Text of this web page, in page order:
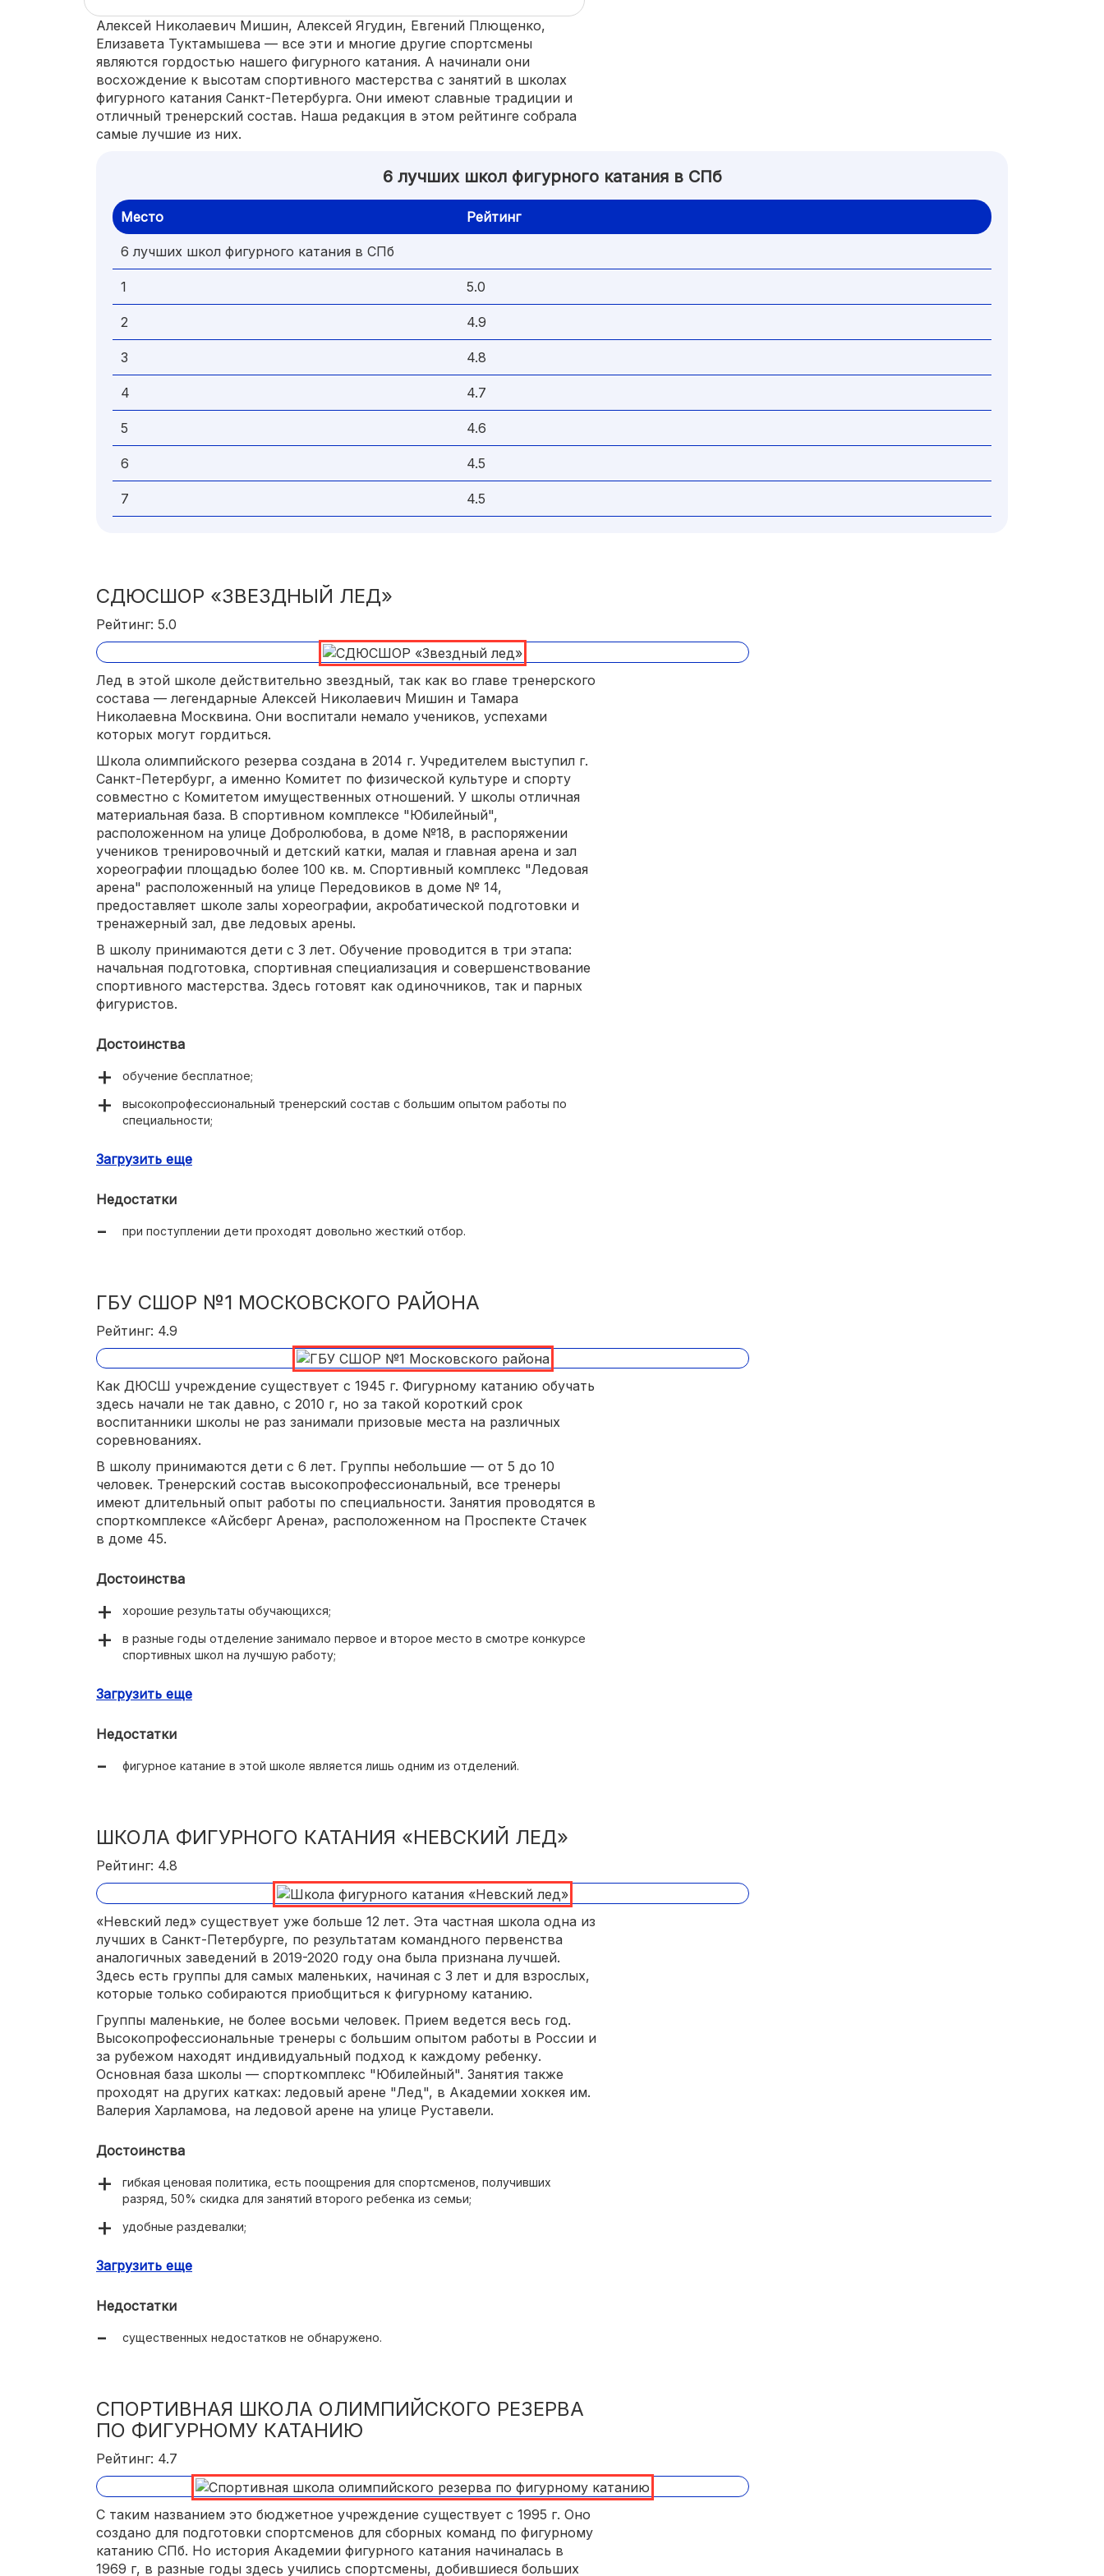
Алексей Николаевич Мишин, Алексей Ягудин, Евгений Плющенко,
Елизавета Туктамышева — все эти и многие другие спортсмены
являются гордостью нашего фигурного катания. А начинали они
восхождение к высотам спортивного мастерства с занятий в школах
фигурного катания Санкт-Петербурга. Они имеют славные традиции и
отличный тренерский состав. Наша редакция в этом рейтинге собрала
самые лучшие из них.
6 лучших школ фигурного катания в СПб
Место Рейтинг
6 лучших школ фигурного катания в СПб
1 5.0
2 4.9
3 4.8
4 4.7
5 4.6
6 4.5
7 4.5
СДЮСШОР «ЗВЕЗДНЫЙ ЛЕД»
Рейтинг: 5.0
Лед в этой школе действительно звездный, так как во главе тренерского
состава — легендарные Алексей Николаевич Мишин и Тамара
Николаевна Москвина. Они воспитали немало учеников, успехами
которых могут гордиться.
Школа олимпийского резерва создана в 2014 г. Учредителем выступил г.
Санкт-Петербург, а именно Комитет по физической культуре и спорту
совместно с Комитетом имущественных отношений. У школы отличная
материальная база. В спортивном комплексе "Юбилейный",
расположенном на улице Добролюбова, в доме №18, в распоряжении
учеников тренировочный и детский катки, малая и главная арена и зал
хореографии площадью более 100 кв. м. Спортивный комплекс "Ледовая
арена" расположенный на улице Передовиков в доме № 14,
предоставляет школе залы хореографии, акробатической подготовки и
тренажерный зал, две ледовых арены.
В школу принимаются дети с 3 лет. Обучение проводится в три этапа:
начальная подготовка, спортивная специализация и совершенствование
спортивного мастерства. Здесь готовят как одиночников, так и парных
фигуристов.
Достоинства
обучение бесплатное;
высокопрофессиональный тренерский состав с большим опытом работы по
специальности;
Загрузить еще
Недостатки
при поступлении дети проходят довольно жесткий отбор.
ГБУ СШОР №1 МОСКОВСКОГО РАЙОНА
Рейтинг: 4.9
Как ДЮСШ учреждение существует с 1945 г. Фигурному катанию обучать
здесь начали не так давно, с 2010 г, но за такой короткий срок
воспитанники школы не раз занимали призовые места на различных
соревнованиях.
В школу принимаются дети с 6 лет. Группы небольшие — от 5 до 10
человек. Тренерский состав высокопрофессиональный, все тренеры
имеют длительный опыт работы по специальности. Занятия проводятся в
спорткомплексе «Айсберг Арена», расположенном на Проспекте Стачек
в доме 45.
Достоинства
хорошие результаты обучающихся;
в разные годы отделение занимало первое и второе место в смотре конкурсе
спортивных школ на лучшую работу;
Загрузить еще
Недостатки
фигурное катание в этой школе является лишь одним из отделений.
ШКОЛА ФИГУРНОГО КАТАНИЯ «НЕВСКИЙ ЛЕД»
Рейтинг: 4.8
«Невский лед» существует уже больше 12 лет. Эта частная школа одна из
лучших в Санкт-Петербурге, по результатам командного первенства
аналогичных заведений в 2019-2020 году она была признана лучшей.
Здесь есть группы для самых маленьких, начиная с 3 лет и для взрослых,
которые только собираются приобщиться к фигурному катанию.
Группы маленькие, не более восьми человек. Прием ведется весь год.
Высокопрофессиональные тренеры с большим опытом работы в России и
за рубежом находят индивидуальный подход к каждому ребенку.
Основная база школы — спорткомплекс "Юбилейный". Занятия также
проходят на других катках: ледовый арене "Лед", в Академии хоккея им.
Валерия Харламова, на ледовой арене на улице Руставели.
Достоинства
гибкая ценовая политика, есть поощрения для спортсменов, получивших
разряд, 50% скидка для занятий второго ребенка из семьи;
удобные раздевалки;
на катках лед высокого качества;
возможность индивидуальных занятий с тренером.
Загрузить еще
Недостатки
существенных недостатков не обнаружено.
СПОРТИВНАЯ ШКОЛА ОЛИМПИЙСКОГО РЕЗЕРВА
ПО ФИГУРНОМУ КАТАНИЮ
Рейтинг: 4.7
С таким названием это бюджетное учреждение существует с 1995 г. Оно
создано для подготовки спортсменов для сборных команд по фигурному
катанию СПб. Но история Академии фигурного катания начиналась в
1969 г, в разные годы здесь учились спортсмены, добившиеся больших